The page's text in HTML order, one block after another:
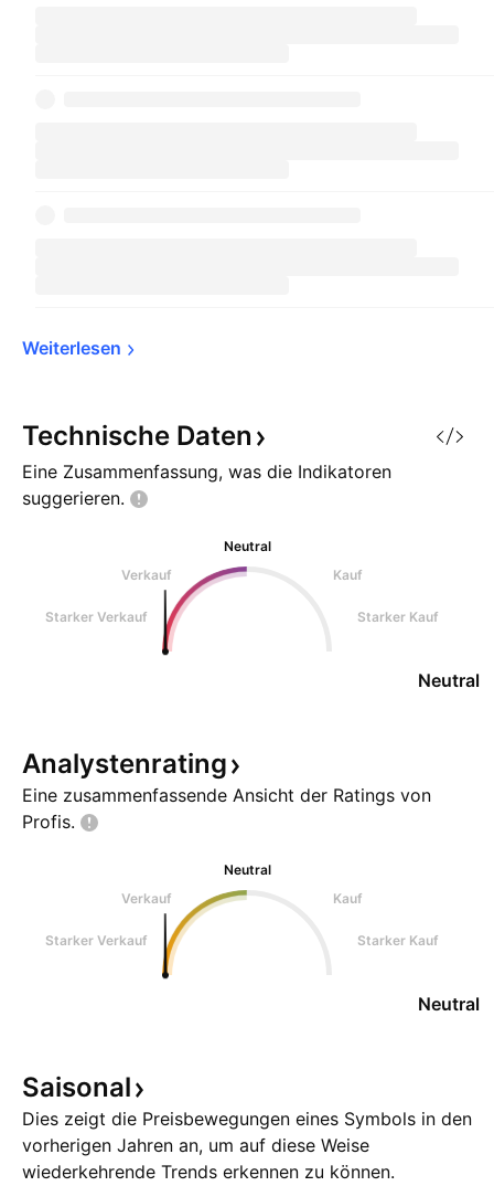
Weiterlesen
Technische Daten
Eine Zusammenfassung, was die Indikatoren
suggerieren.
Neutral
Verkauf
Kauf
Starker Verkauf Starker Kauf
Neutral
Analystenrating
Eine zusammenfassende Ansicht der Ratings von
Profis.
Neutral
Verkauf
Kauf
Starker Verkauf Starker Kauf
Neutral
Saisonal
Dies zeigt die Preisbewegungen eines Symbols in den
vorherigen Jahren an, um auf diese Weise
wiederkehrende Trends erkennen zu können.